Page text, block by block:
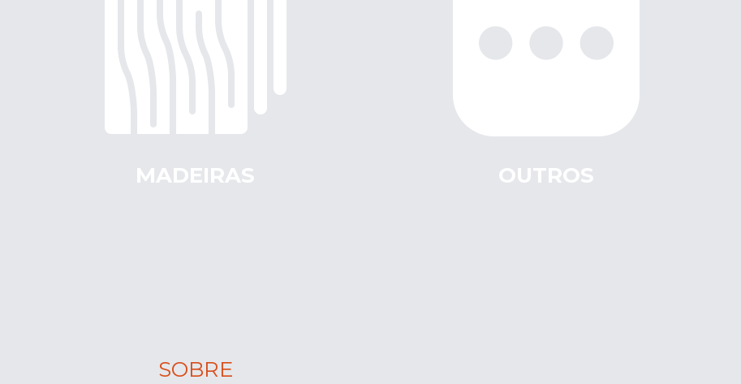
MADEIRAS OUTROS
SOBRE